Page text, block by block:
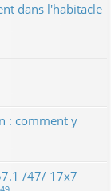
dans l'habitacle
: comment y
/47/ 17x7